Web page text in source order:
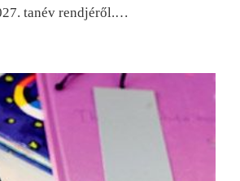
tanév rendjéről.…